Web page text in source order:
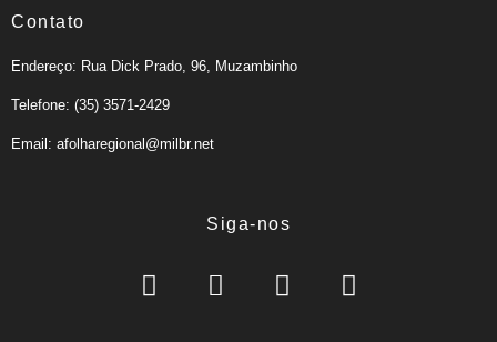
Contato
Endereço: Rua Dick Prado, 96, Muzambinho
Telefone: (35) 3571-2429
Email: afolharegional@milbr.net
Siga-nos